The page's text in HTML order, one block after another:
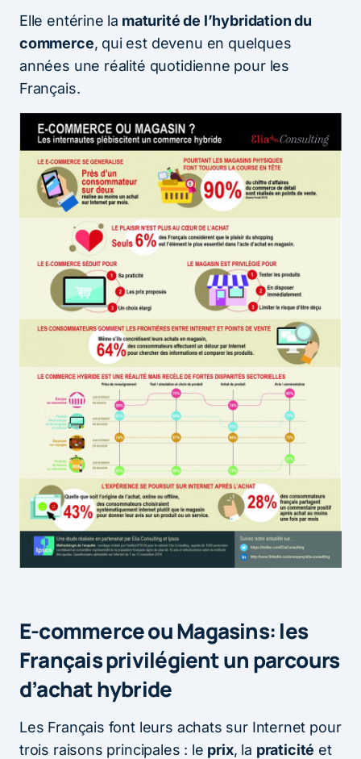
Elle entérine la maturité de l’hybridation du
commerce, qui est devenu en quelques
années une réalité quotidienne pour les
Français.
E-commerce ou Magasins: les
Français privilégient un parcours
d’achat hybride
Les Français font leurs achats sur Internet pour
trois raisons principales : le prix, la praticité et